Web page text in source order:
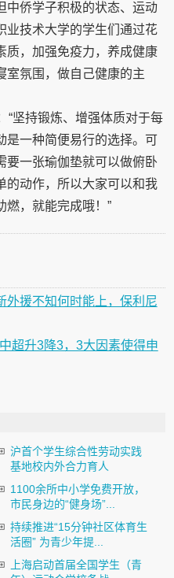
中侨学子积极的状态、运动
业技术大学的学生们通过花
质，加强免疫力，养成健康
室氛围，做自己健康的主
“坚持锻炼、增强体质对于每
是一种简便易行的选择。可
要一张瑜伽垫就可以做俯卧
的动作，所以大家可以和我
燃，就能完成哦！”
外援不知何时能上，保利尼
超升3降3，3大因素使得申
沪首个学生综合性劳动实践
基地校内外合力育人
1100余所中小学免费开放，
市民身边的“健身场”...
持续推进“15分钟社区体育生
活圈” 为青少年提...
上海启动首届全国学生（青